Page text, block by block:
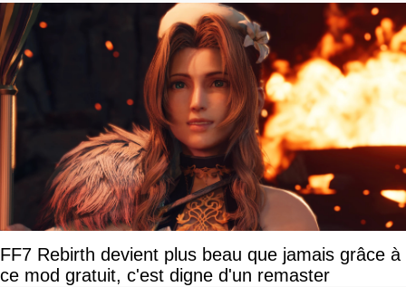
FF7 Rebirth devient plus beau que jamais grâce à
ce mod gratuit, c'est digne d'un remaster